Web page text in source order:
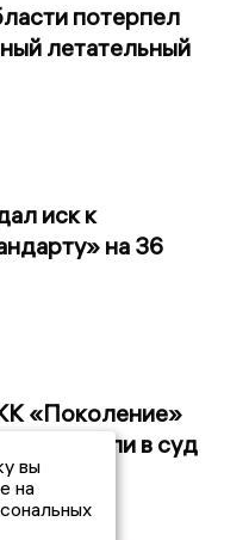
потерпел
летательный
иск к
на 36
«Поколение»
передали в суд
вы
на